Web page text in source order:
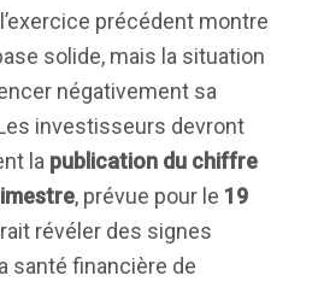
précédent montre
solide, mais la situation
négativement sa
investisseurs devront
la publication du chiffre
, prévue pour le 19
révéler des signes
santé financière de